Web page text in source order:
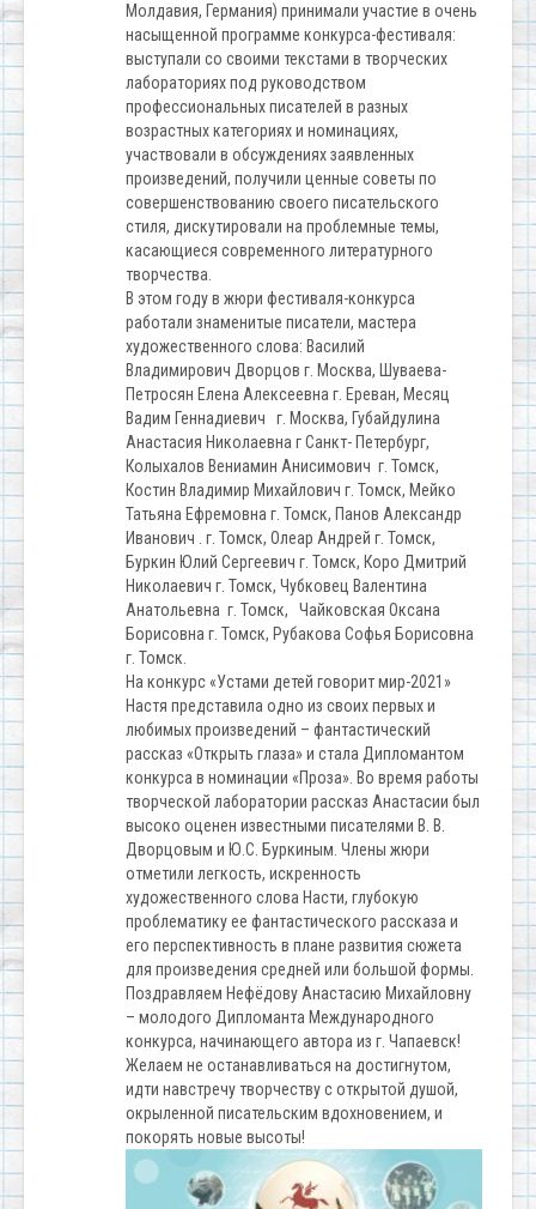
Молдавия, Германия) принимали участие в очень
насыщенной программе конкурса-фестиваля:
выступали со своими текстами в творческих
лабораториях под руководством
профессиональных писателей в разных
возрастных категориях и номинациях,
участвовали в обсуждениях заявленных
произведений, получили ценные советы по
совершенствованию своего писательского
стиля, дискутировали на проблемные темы,
касающиеся современного литературного
творчества.
В этом году в жюри фестиваля-конкурса
работали знаменитые писатели, мастера
художественного слова: Василий
Владимирович Дворцов г. Москва, Шуваева-
Петросян Елена Алексеевна г. Ереван, Месяц
Вадим Геннадиевич г. Москва, Губайдулина
Анастасия Николаевна г Санкт- Петербург,
Колыхалов Вениамин Анисимович г. Томск,
Костин Владимир Михайлович г. Томск, Мейко
Татьяна Ефремовна г. Томск, Панов Александр
Иванович . г. Томск, Олеар Андрей г. Томск,
Буркин Юлий Сергеевич г. Томск, Коро Дмитрий
Николаевич г. Томск, Чубковец Валентина
Анатольевна г. Томск, Чайковская Оксана
Борисовна г. Томск, Рубакова Софья Борисовна
г. Томск.
На конкурс «Устами детей говорит мир-2021»
Настя представила одно из своих первых и
любимых произведений – фантастический
рассказ «Открыть глаза» и стала Дипломантом
конкурса в номинации «Проза». Во время работы
творческой лаборатории рассказ Анастасии был
высоко оценен известными писателями В. В.
Дворцовым и Ю.С. Буркиным. Члены жюри
отметили легкость, искренность
художественного слова Насти, глубокую
проблематику ее фантастического рассказа и
его перспективность в плане развития сюжета
для произведения средней или большой формы.
Поздравляем Нефёдову Анастасию Михайловну
– молодого Дипломанта Международного
конкурса, начинающего автора из г. Чапаевск!
Желаем не останавливаться на достигнутом,
идти навстречу творчеству с открытой душой,
окрыленной писательским вдохновением, и
покорять новые высоты!